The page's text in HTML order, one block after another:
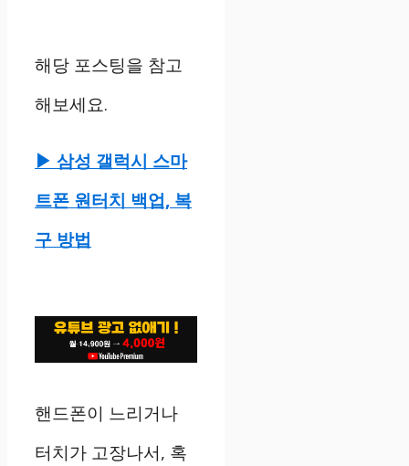
해당 포스팅을 참고
해보세요.
▶ 삼성 갤럭시 스마
트폰 원터치 백업, 복
구 방법
핸드폰이 느리거나
터치가 고장나서, 혹